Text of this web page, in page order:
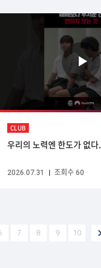
CLUB
우리의 노력엔 한도가 없다.
2026.07.31 조회수 60
7 8 9 10